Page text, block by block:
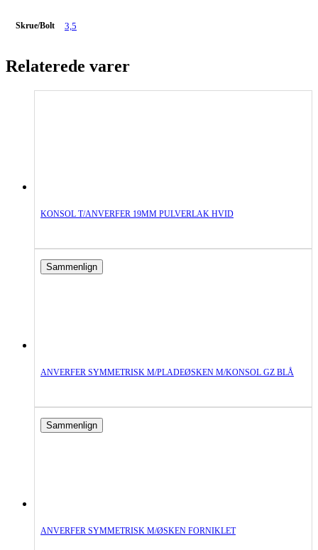
Skrue/Bolt 3,5
Relaterede varer
KONSOL T/ANVERFER 19MM PULVERLAK HVID
Sammenlign
ANVERFER SYMMETRISK M/PLADEØSKEN M/KONSOL GZ BLÅ
Sammenlign
ANVERFER SYMMETRISK M/ØSKEN FORNIKLET